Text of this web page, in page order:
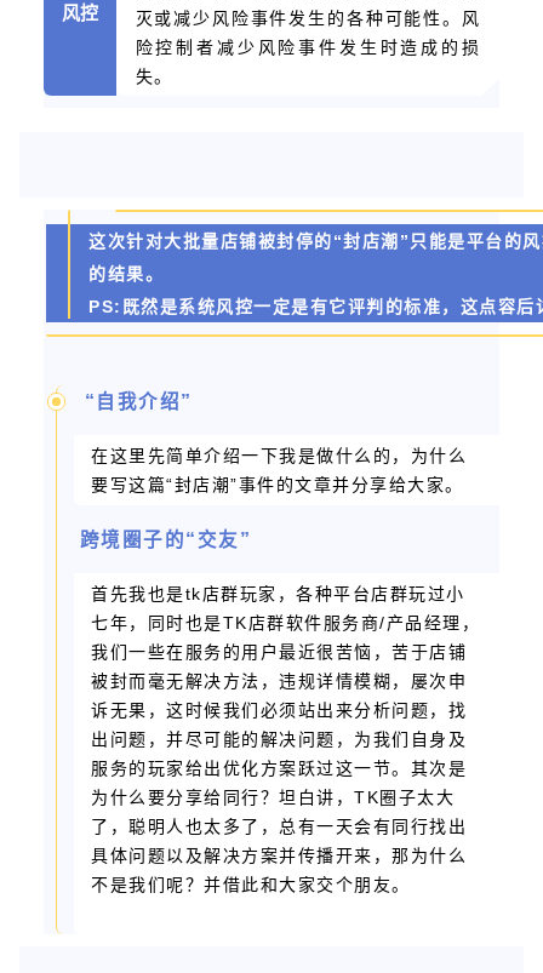
风控
灭或减少风险事件发生的各种可能性。风
险控制者减少风险事件发生时造成的损
失。
这次针对大批量店铺被封停的“封店潮”只能是平台的
的结果。
PS:既然是系统风控一定是有它评判的标准，这点容后
“自我介绍”
在这里先简单介绍一下我是做什么的，为什么
要写这篇“封店潮”事件的文章并分享给大家。
跨境圈子的“交友”
首先我也是tk店群玩家，各种平台店群玩过小
七年，同时也是TK店群软件服务商/产品经理，
我们一些在服务的用户最近很苦恼，苦于店铺
被封而毫无解决方法，违规详情模糊，屡次申
诉无果，这时候我们必须站出来分析问题，找
出问题，并尽可能的解决问题，为我们自身及
服务的玩家给出优化方案跃过这一节。其次是
为什么要分享给同行？坦白讲，TK圈子太大
了，聪明人也太多了，总有一天会有同行找出
具体问题以及解决方案并传播开来，那为什么
不是我们呢？并借此和大家交个朋友。